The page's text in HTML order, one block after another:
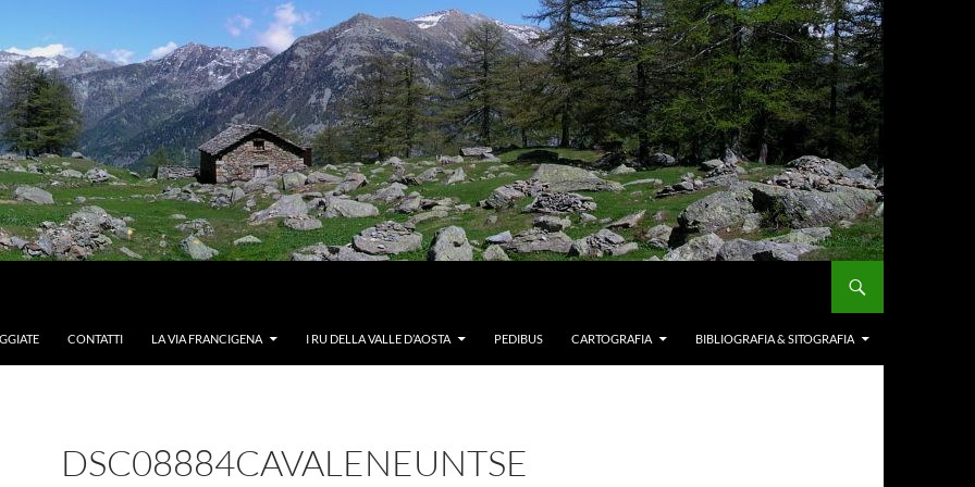
CONTATTI LA VIA FRANCIGENA I RU DELLA VALLE D’AOSTA PEDIBUS CARTOGRAFIA BIBLIOGRAFIA & SITOGRAFIA
DSC08884CAVALENEUNTSE